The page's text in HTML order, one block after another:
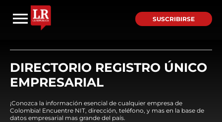
SUSCRIBIRSE
DIRECTORIO REGISTRO ÚNICO
EMPRESARIAL
¡Conozca la información esencial de cualquier empresa de
Colombia! Encuentre NIT, dirección, teléfono, y mas en la base de
datos empresarial mas grande del país.